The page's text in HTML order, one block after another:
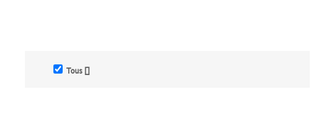
Tous []